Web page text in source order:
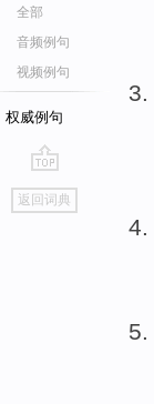
全部
音频例句
视频例句
权威例句
go
top
返回词典